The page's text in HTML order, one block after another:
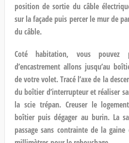
position de sortie du câble
sur la façade puis percer le mur de
du câble.
Coté habitation, vous pouvez
d’encastrement allons jusqu’au
de votre volet. Tracé l’axe de la
du boîtier d’interrupteur et réaliser
la scie trépan. Creuser le
boîtier puis dégager au burin. La
passage sans contrainte de la